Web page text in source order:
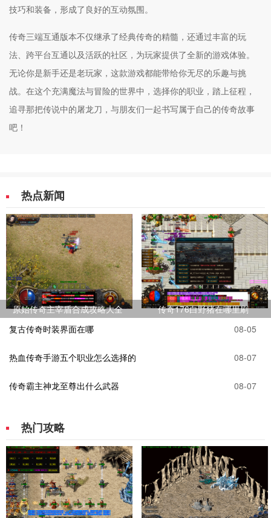
技巧和装备，形成了良好的互动氛围。
传奇三端互通版本不仅继承了经典传奇的精髓，还通过丰富的玩
法、跨平台互通以及活跃的社区，为玩家提供了全新的游戏体验。
无论你是新手还是老玩家，这款游戏都能带给你无尽的乐趣与挑
战。在这个充满魔法与冒险的世界中，选择你的职业，踏上征程，
追寻那把传说中的屠龙刀，与朋友们一起书写属于自己的传奇故事
吧！
热点新闻
原始传奇主宰盾合成攻略大全
传奇176白野猪在哪里刷
复古传奇时装界面在哪
08-05
热血传奇手游五个职业怎么选择的 08-07
传奇霸主神龙至尊出什么武器 08-07
热门攻略